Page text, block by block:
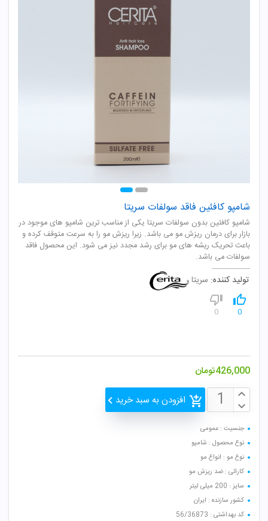
شامپو کافئین فاقد سولفات سریتا
شامپو کافئین بدون سولفات سریتا یکی از مناسب ترین شامپو های موجود در
بازار برای درمان ریزش مو می باشد. زیرا ریزش مو را به سرعت متوقف کرده و
باعث تحریک ریشه های مو برای رشد مجدد نیز می شود. این محصول فاقد
سولفات می باشد.
تولید کننده: سریتا
0
0
426,000تومان
افزودن به سبد خرید
جنسیت : عمومی
نوع محصول : شامپو
نوع مو : انواع مو
کارائی : ضد ریزش مو
سایز : 200 میلی لیتر
کشور سازنده : ایران
کد بهداشتی : 56/36873